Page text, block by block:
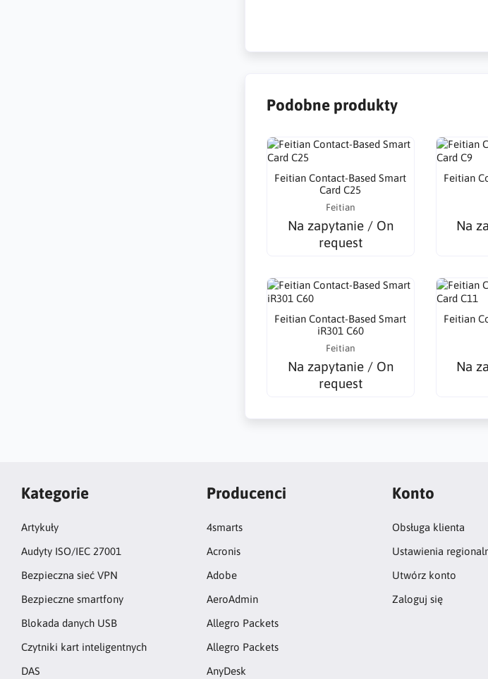
Podobne produkty
Feitian Contact-Based Smart
Card C25
Feitian
Na zapytanie / On
request
Feitian
Na
Feitian Contact-Based Smart
iR301 C60
Feitian
Na zapytanie / On
request
Feitian
Na
Kategorie
Artykuły
Audyty ISO/IEC 27001
Bezpieczna sieć VPN
Bezpieczne smartfony
Blokada danych USB
Czytniki kart inteligentnych
DAS
Producenci
4smarts
Acronis
Adobe
AeroAdmin
Allegro Packets
Allegro Packets
AnyDesk
Konto
Obsługa klienta
Ustawienia
Utwórz konto
Zaloguj się